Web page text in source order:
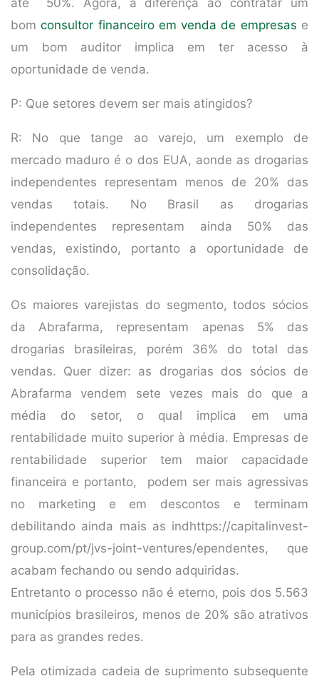
bomconsultor financeiro em venda de empresas e
um bom auditor implica em ter acesso à
oportunidade de venda.
P: Que setores devem ser mais atingidos?
R: No que tange ao varejo, um exemplo de
mercado maduro é o dos EUA, aonde as drogarias
independentes representam menos de 20% das
vendas totais. No Brasil as drogarias
independentes representam ainda 50% das
vendas, existindo, portanto a oportunidade de
consolidação.
Os maiores varejistas do segmento, todos sócios
da Abrafarma, representam apenas 5% das
drogarias brasileiras, porém 36% do total das
vendas. Quer dizer: as drogarias dos sócios de
Abrafarma vendem sete vezes mais do que a
média do setor, o qual implica em uma
rentabilidade muito superior à média. Empresas de
rentabilidade superior tem maior capacidade
financeira e portanto, podem ser mais agressivas
no marketing e em descontos e terminam
debilitando ainda mais as indhttps://capitalinvest-
group.com/pt/jvs-joint-ventures/ependentes, que
acabam fechando ou sendo adquiridas.
Entretanto o processo não é eterno, pois dos 5.563
municípios brasileiros, menos de 20% são atrativos
para as grandes redes.
Pela otimizada cadeia de suprimento subsequente